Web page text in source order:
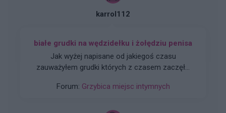
karrol112
białe grudki na wędzidełku i żołędziu penisa
Jak wyżej napisane od jakiegoś czasu
zauważyłem grudki których z czasem zaczęło
nie bolą
Forum: Grzybica miejsc intymnych